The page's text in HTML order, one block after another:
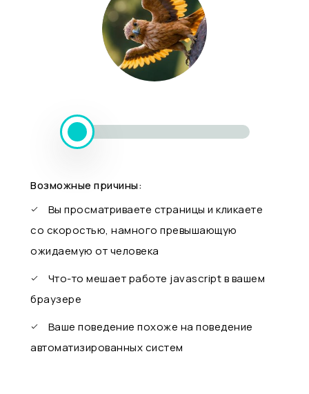
Возможные причины:
Вы просматриваете страницы и кликаете
со скоростью, намного превышающую
ожидаемую от человека
Что-то мешает работе javascript в вашем
браузере
Ваше поведение похоже на поведение
автоматизированных систем